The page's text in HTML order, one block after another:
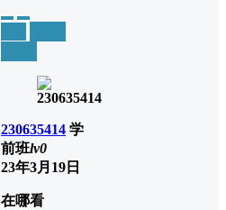
230635414 学
前班lv0
23年3月19日
在哪看